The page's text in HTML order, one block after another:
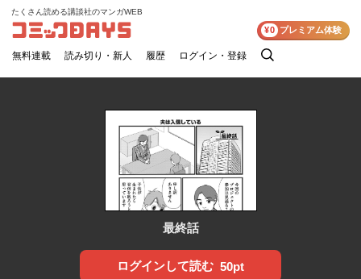
コミックDAYS
たくさん読める講談社のマンガWEB
無料連載 読み切り・新人 履歴 ログイン・登録
検
¥0 プレミアム体験
最終話
ログインして読む 50pt